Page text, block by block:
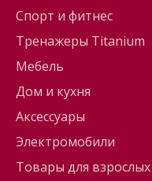
Спорт и фитнес
Тренажеры Titanium
Мебель
Дом и кухня
Аксессуары
Электромобили
Товары для взрослых